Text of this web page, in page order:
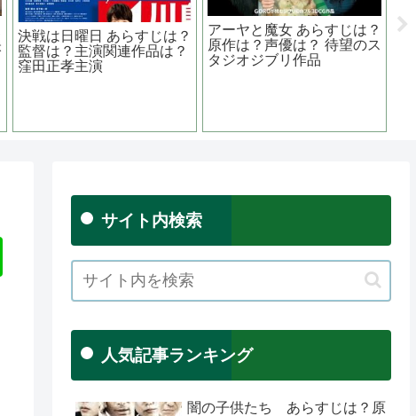
国際捜査！ あらすじは？原
作は？主演は？ ポリスアク
ションコメディ
大怪獣のあとしまつ あらす
じは？監督は？主演関連作
品は？ 山田涼介主演
サイト内検索
人気記事ランキング
闇の子供たち あらすじは？原